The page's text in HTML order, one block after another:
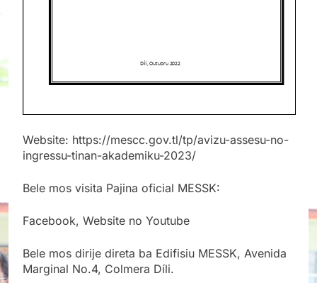
Website: https://mescc.gov.tl/tp/avizu-assesu-no-
ingressu-tinan-akademiku-2023/
Bele mos visita Pajina oficial MESSK:
Facebook, Website no Youtube
Bele mos dirije direta ba Edifisiu MESSK, Avenida
Marginal No.4, Colmera Díli.